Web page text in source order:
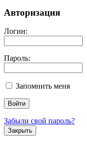
Авторизация
Логин:
Пароль:
Запомнить меня
Забыли свой пароль?
Закрыть